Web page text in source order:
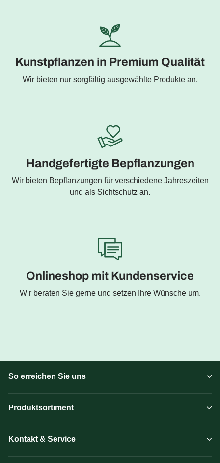
Kunstpflanzen in Premium Qualität
Wir bieten nur sorgfältig ausgewählte Produkte an.
Handgefertigte Bepflanzungen
Wir bieten Bepflanzungen für verschiedene Jahreszeiten
und als Sichtschutz an.
Onlineshop mit Kundenservice
Wir beraten Sie gerne und setzen Ihre Wünsche um.
So erreichen Sie uns
Produktsortiment
Kontakt & Service